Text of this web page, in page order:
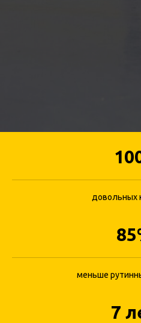
довольных
меньше
7
увеличения
Разместите форму для